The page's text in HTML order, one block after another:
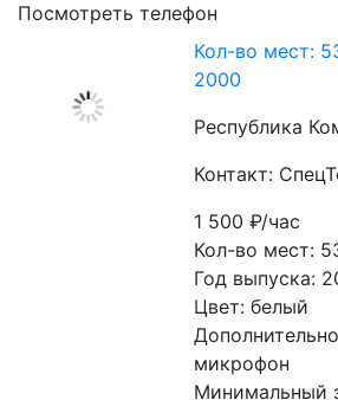
Посмотреть телефон
Кол-во мест:
2000
Республика
Контакт:
1 500₽/час
Кол-во мест:
Год выпуска:
Цвет: белый
микрофон
Минимальный